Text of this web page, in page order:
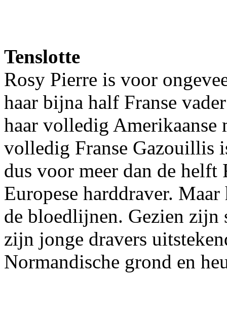
Tenslotte
Rosy Pierre is voor
haar bijna half Franse
haar volledig Amerikaanse
volledig Franse Gazouillis
dus voor meer dan de helft
Europese harddraver.
de bloedlijnen. Gezien zijn
zijn jonge dravers
Normandische grond en